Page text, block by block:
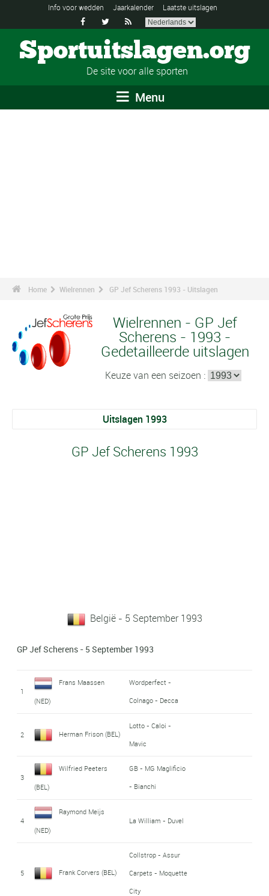
Info voor wedden Jaarkalender Laatste uitslagen
  
Sportuitslagen.org
De site voor alle sporten
Menu
Home Wielrennen GP Jef Scherens 1993 - Uitslagen
Wielrennen - GP Jef
Scherens - 1993 -
Gedetailleerde uitslagen
Keuze van een seizoen :
Uitslagen 1993
GP Jef Scherens 1993
België - 5 September 1993
GP Jef Scherens - 5 September 1993
1
Frans Maassen
(NED)
Wordperfect -
Colnago - Decca
2 Herman Frison (BEL)
Lotto - Caloi -
Mavic
3
Wilfried Peeters
(BEL)
GB - MG Maglificio
- Bianchi
4
Raymond Meijs
(NED)
La William - Duvel
5 Frank Corvers (BEL)
Collstrop - Assur
Carpets - Moquette
City